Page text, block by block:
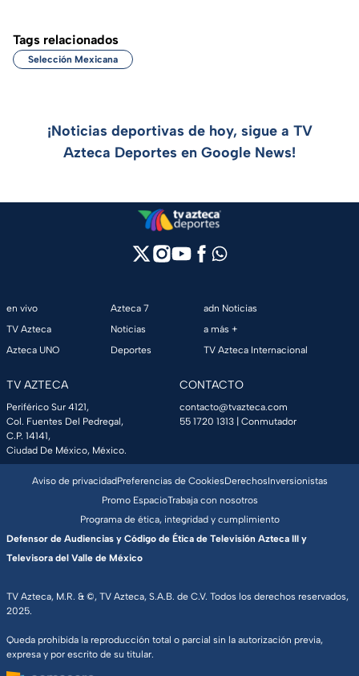
Tags relacionados
Selección Mexicana
¡Noticias deportivas de hoy, sigue a TV
Azteca Deportes en Google News!
en vivo
TV Azteca
Azteca UNO
Azteca 7
Noticias
Deportes
adn Noticias
a más +
TV Azteca Internacional
TV AZTECA
Periférico Sur 4121,
Col. Fuentes Del Pedregal,
C.P. 14141,
Ciudad De México, México.
CONTACTO
contacto@tvazteca.com
55 1720 1313 | Conmutador
TV Azteca, M.R. & ©, TV Azteca, S.A.B. de C.V. Todos los derechos reservados,
2025.
Queda prohibida la reproducción total o parcial sin la autorización previa,
expresa y por escrito de su titular.
Aviso de privacidadPreferencias de CookiesDerechosInversionistas
Promo EspacioTrabaja con nosotros
Programa de ética, integridad y cumplimiento
Defensor de Audiencias y Código de Ética de Televisión Azteca III y
Televisora del Valle de México